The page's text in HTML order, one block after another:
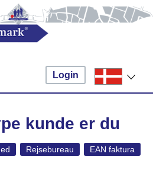
Login
kunde er du
Rejsebureau EAN faktura